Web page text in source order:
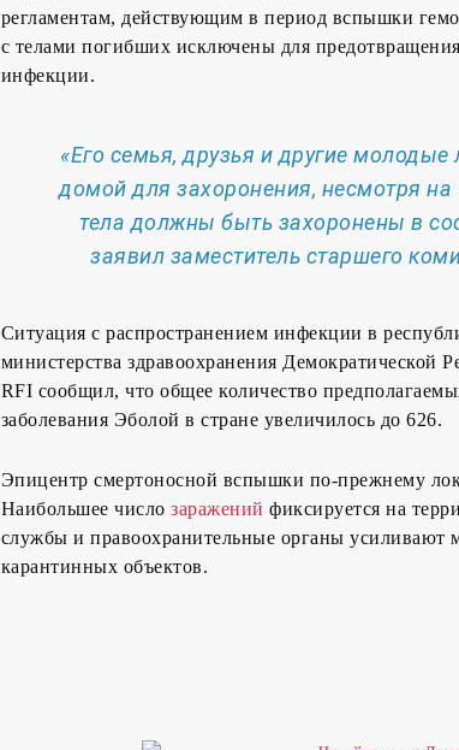
регламентам, действующим в период вспышки
с телами погибших исключены для
инфекции.
«Его семья, друзья и другие молодые
домой для захоронения, несмотря на
тела должны быть захоронены в
заявил заместитель старшего
Ситуация с распространением инфекции в
министерства здравоохранения Демократической
RFI сообщил, что общее количество
заболевания Эболой в стране увеличилось до 626.
Эпицентр смертоносной вспышки по-прежнему
Наибольшее числозаражений фиксируется на
службы и правоохранительные органы усиливают
карантинных объектов.